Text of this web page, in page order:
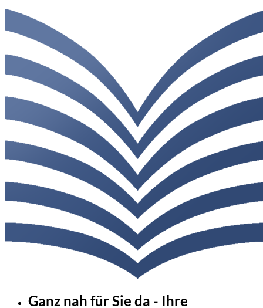
Ganz nah für Sie da - Ihre